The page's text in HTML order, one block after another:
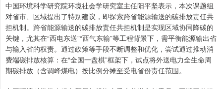
中国环境科学研究院环境社会学研究室主任阳平坚表示，本次课题组
对省市、区域提出了特别建议，即探索跨省能源输送的碳排放责任共
担机制。跨省能源输送的碳排放责任共担机制是实现区域协同降碳的
关键，尤其在“西电东送”“西气东输”等工程背景下，需平衡能源输出省
与输入省的权责。通过政策等手段不断调整和优化，尝试通过推动消
费端碳排放核算：在“全国一盘棋”框架下，试点将外送电力全生命周
期碳排放（含调峰煤电）按比例分摊至受电省份责任范围。